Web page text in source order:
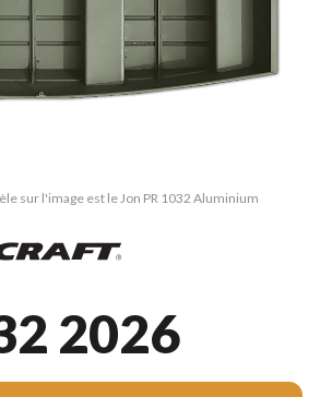
sur l'image est le Jon PR 1032 Aluminium
2026